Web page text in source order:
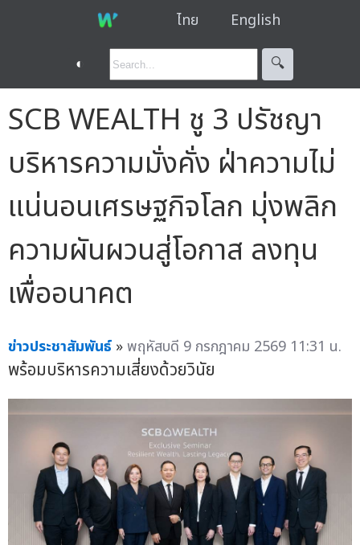
ไทย English
◐ 🔍︎
SCB WEALTH ชู 3 ปรัชญา
บริหารความมั่งคั่ง ฝ่าความไม่
แน่นอนเศรษฐกิจโลก มุ่งพลิก
ความผันผวนสู่โอกาส ลงทุน
เพื่ออนาคต
ข่าวประชาสัมพันธ์ »พฤหัสบดี 9 กรกฎาคม 2569 11:31 น.
พร้อมบริหารความเสี่ยงด้วยวินัย